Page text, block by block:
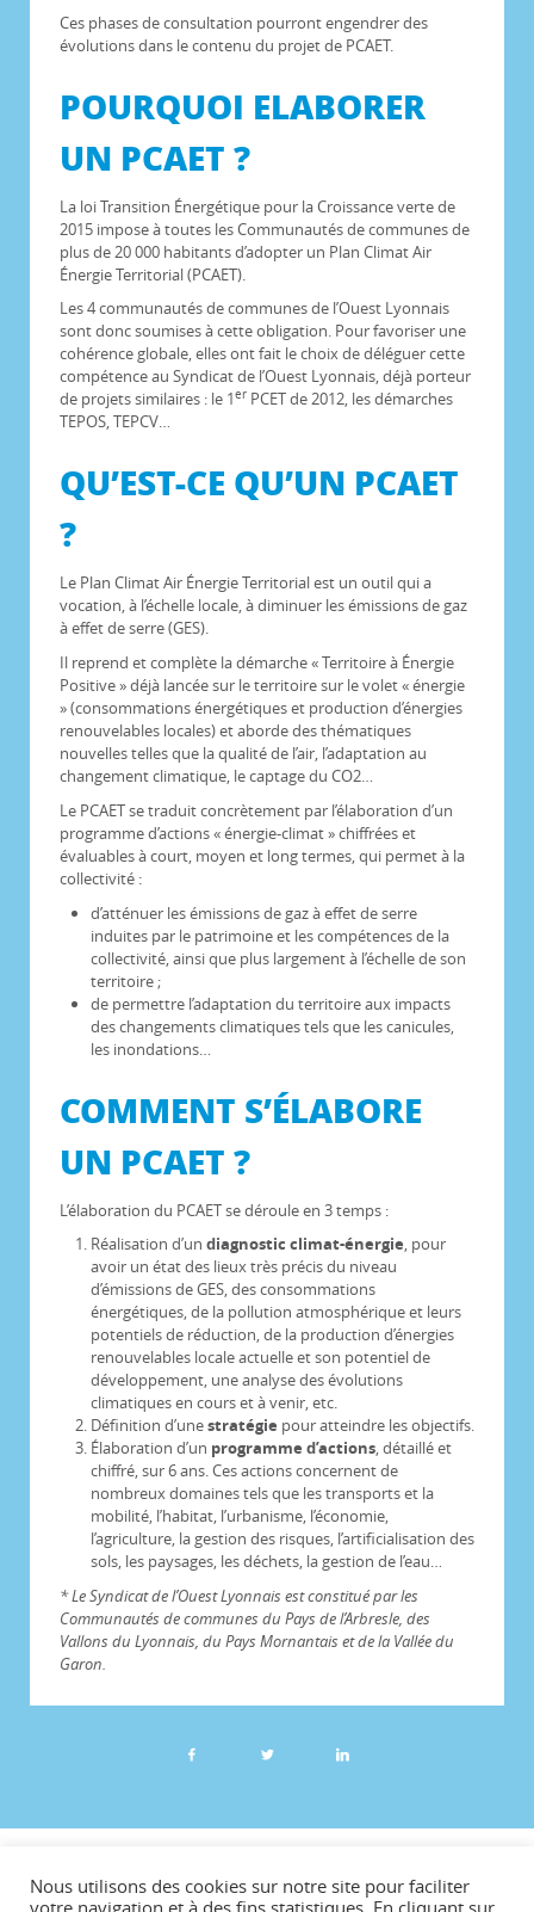
Ces phases de consultation pourront engendrer des
évolutions dans le contenu du projet de PCAET.
POURQUOI ELABORER
UN PCAET ?
La loi Transition Énergétique pour la Croissance verte de
2015 impose à toutes les Communautés de communes de
plus de 20 000 habitants d’adopter un Plan Climat Air
Énergie Territorial (PCAET).
Les 4 communautés de communes de l’Ouest Lyonnais
sont donc soumises à cette obligation. Pour favoriser une
cohérence globale, elles ont fait le choix de déléguer cette
compétence au Syndicat de l’Ouest Lyonnais, déjà porteur
de projets similaires : le 1er PCET de 2012, les démarches
TEPOS, TEPCV…
QU’EST-CE QU’UN PCAET
?
Le Plan Climat Air Énergie Territorial est un outil qui a
vocation, à l’échelle locale, à diminuer les émissions de gaz
à effet de serre (GES).
Il reprend et complète la démarche « Territoire à Énergie
Positive » déjà lancée sur le territoire sur le volet « énergie
» (consommations énergétiques et production d’énergies
renouvelables locales) et aborde des thématiques
nouvelles telles que la qualité de l’air, l’adaptation au
changement climatique, le captage du CO2…
Le PCAET se traduit concrètement par l’élaboration d’un
programme d’actions « énergie-climat » chiffrées et
évaluables à court, moyen et long termes, qui permet à la
collectivité :
d’atténuer les émissions de gaz à effet de serre
induites par le patrimoine et les compétences de la
collectivité, ainsi que plus largement à l’échelle de son
territoire ;
de permettre l’adaptation du territoire aux impacts
des changements climatiques tels que les canicules,
les inondations…
COMMENT S’ÉLABORE
UN PCAET ?
L’élaboration du PCAET se déroule en 3 temps :
Réalisation d’un diagnostic climat-énergie, pour
avoir un état des lieux très précis du niveau
d’émissions de GES, des consommations
énergétiques, de la pollution atmosphérique et leurs
potentiels de réduction, de la production d’énergies
renouvelables locale actuelle et son potentiel de
développement, une analyse des évolutions
climatiques en cours et à venir, etc.
Définition d’unestratégie pour atteindre les objectifs.
Élaboration d’un programme d’actions, détaillé et
chiffré, sur 6 ans. Ces actions concernent de
nombreux domaines tels que les transports et la
mobilité, l’habitat, l’urbanisme, l’économie,
l’agriculture, la gestion des risques, l’artificialisation des
sols, les paysages, les déchets, la gestion de l’eau…
* Le Syndicat de l’Ouest Lyonnais est constitué par les
Communautés de communes du Pays de l’Arbresle, des
Vallons du Lyonnais, du Pays Mornantais et de la Vallée du
Garon.
Plan du site
Nous utilisons des cookies sur notre site pour faciliter